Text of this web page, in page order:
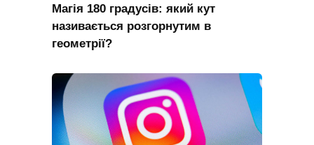
Магія 180 градусів: який кут
називається розгорнутим в
геометрії?